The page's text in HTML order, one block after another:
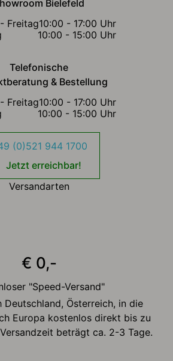
Bielefeld
Freitag10:00 - 17:00 Uhr
10:00 - 15:00 Uhr
Telefonische
& Bestellung
Freitag10:00 - 17:00 Uhr
10:00 - 15:00 Uhr
(0)521 944 1700
Jetzt erreichbar!
Versandarten
€ 0,-
"Speed-Versand"
Deutschland, Österreich, in die
Europa kostenlos direkt bis zu
beträgt ca. 2-3 Tage.